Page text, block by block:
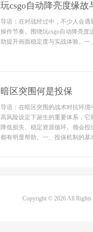
玩csgo自动降亮度缘
导语：在对战经过中，不少人会
操作节奏。围绕玩csgo自动降亮
助提升画面稳定度与实战体验。
暗区突围何是投保
导语：在暗区突围的战术对抗环
高风险设定下诞生的重要体系，
降低损失、稳定资源循环。领会
都有明显帮助。一、投保机制的基
Copyright © 2026 All